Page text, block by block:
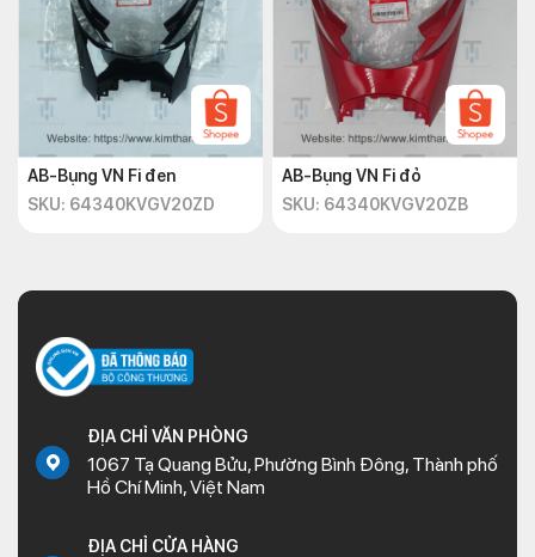
AB-Bụng VN Fi đen
SKU: 64340KVGV20ZD
AB-Bụng VN Fi đỏ
SKU: 64340KVGV20ZB
ĐỊA CHỈ VĂN PHÒNG
1067 Tạ Quang Bửu, Phường Bình Đông, Thành phố
Hồ Chí Minh, Việt Nam
ĐỊA CHỈ CỬA HÀNG